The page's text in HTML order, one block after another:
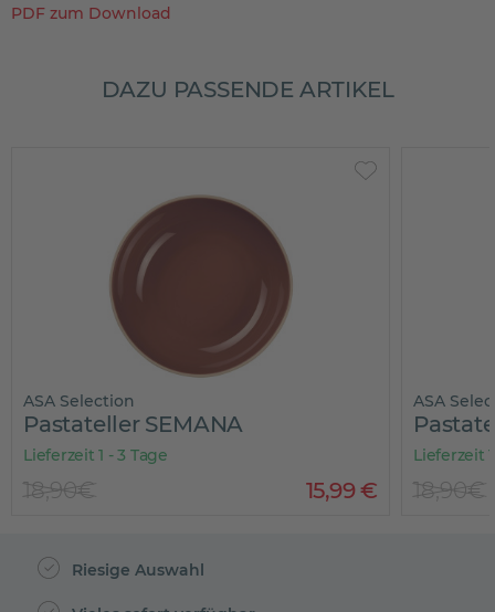
PDF zum Download
DAZU PASSENDE ARTIKEL
ASA Selection
Pastateller SEMANA
Lieferzeit 1 - 3 Tage
15,99€
18,90€
ASA
Lieferzeit
18,90€
Riesige Auswahl